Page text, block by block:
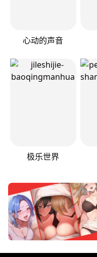
心动的声音
极乐世界